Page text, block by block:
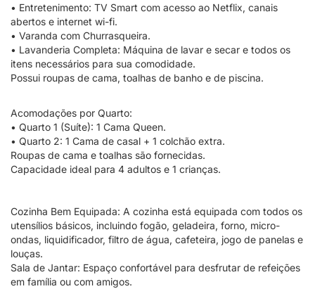
• Entretenimento: TV Smart com acesso ao Netflix, canais
abertos e internet wi-fi.
• Varanda com Churrasqueira.
• Lavanderia Completa: Máquina de lavar e secar e todos os
itens necessários para sua comodidade.
Possui roupas de cama, toalhas de banho e de piscina.
Acomodações por Quarto:
• Quarto 1 (Suíte): 1 Cama Queen.
• Quarto 2: 1 Cama de casal + 1 colchão extra.
Roupas de cama e toalhas são fornecidas.
Capacidade ideal para 4 adultos e 1 crianças.
Cozinha Bem Equipada: A cozinha está equipada com todos os
utensílios básicos, incluindo fogão, geladeira, forno, micro-
ondas, liquidificador, filtro de água, cafeteira, jogo de panelas e
louças.
Sala de Jantar: Espaço confortável para desfrutar de refeições
em família ou com amigos.